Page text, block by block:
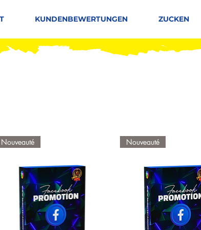
KUNDENBEWERTUNGEN ZUCKEN
Nouveauté Nouveauté